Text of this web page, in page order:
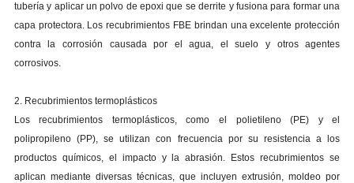
tubería y aplicar un polvo de epoxi que se derrite y fusiona para formar una
capa protectora. Los recubrimientos FBE brindan una excelente protección
contra la corrosión causada por el agua, el suelo y otros agentes
corrosivos.
2. Recubrimientos termoplásticos
Los recubrimientos termoplásticos, como el polietileno (PE) y el
polipropileno (PP), se utilizan con frecuencia por su resistencia a los
productos químicos, el impacto y la abrasión. Estos recubrimientos se
aplican mediante diversas técnicas, que incluyen extrusión, moldeo por